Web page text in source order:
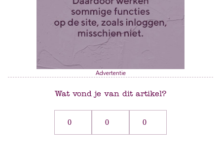
Advertentie
Wat vond je van dit artikel?
0 0 0